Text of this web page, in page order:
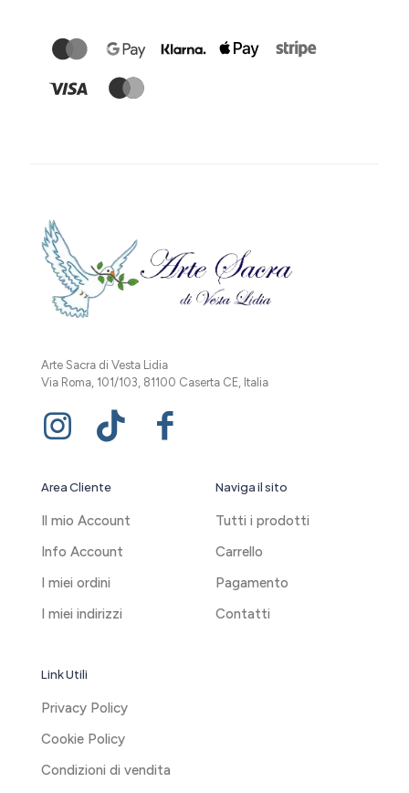
Arte Sacra di Vesta Lidia
Via Roma, 101/103, 81100 Caserta CE, Italia
Area Cliente
Il mio Account
Info Account
I miei ordini
I miei indirizzi
Naviga il sito
Tutti i prodotti
Carrello
Pagamento
Contatti
Link Utili
Privacy Policy
Cookie Policy
Condizioni di vendita